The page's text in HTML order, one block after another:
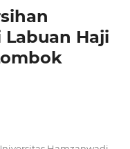
Haji